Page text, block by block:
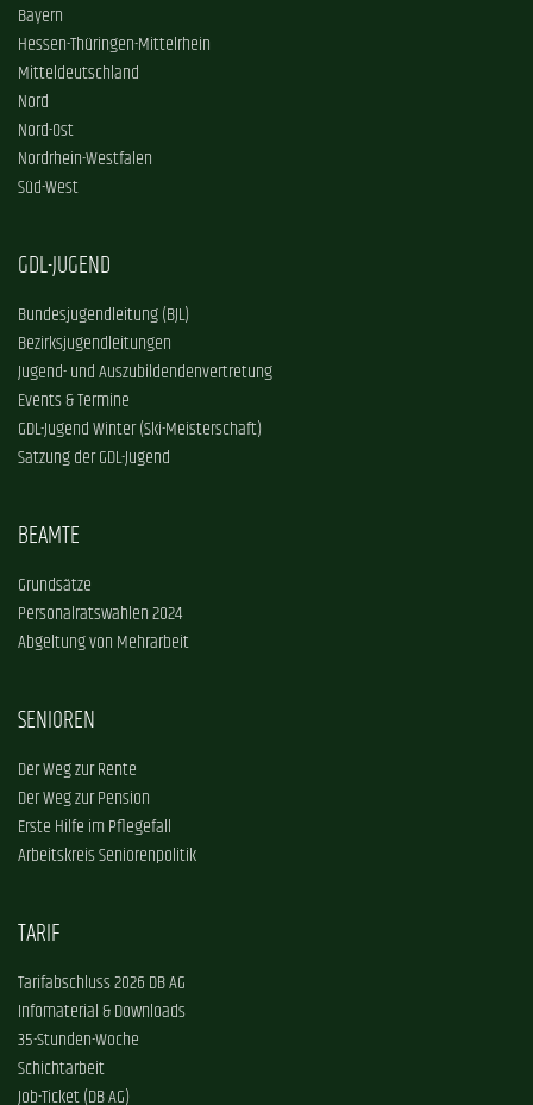
Bayern
Hessen-Thüringen-Mittelrhein
Mitteldeutschland
Nord
Nord-Ost
Nordrhein-Westfalen
Süd-West
GDL-JUGEND
Bundesjugendleitung (BJL)
Bezirksjugendleitungen
Jugend- und Auszubildendenvertretung
Events & Termine
GDL-Jugend Winter (Ski-Meisterschaft)
Satzung der GDL-Jugend
BEAMTE
Grundsätze
Personalratswahlen 2024
Abgeltung von Mehrarbeit
SENIOREN
Der Weg zur Rente
Der Weg zur Pension
Erste Hilfe im Pflegefall
Arbeitskreis Seniorenpolitik
TARIF
Tarifabschluss 2026 DB AG
Infomaterial & Downloads
35-Stunden-Woche
Schichtarbeit
Job-Ticket (DB AG)